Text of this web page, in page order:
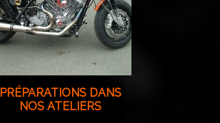
PRÉPARATIONS DANS
NOS ATELIERS